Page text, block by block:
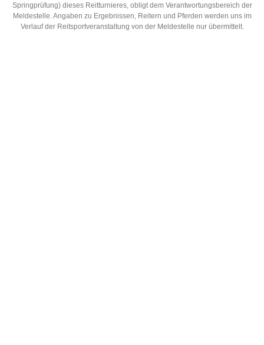
Springprüfung) dieses Reitturnieres, obligt dem Verantwortungsbereich der
Meldestelle. Angaben zu Ergebnissen, Reitern und Pferden werden uns im
Verlauf der Reitsportveranstaltung von der Meldestelle nur übermittelt.